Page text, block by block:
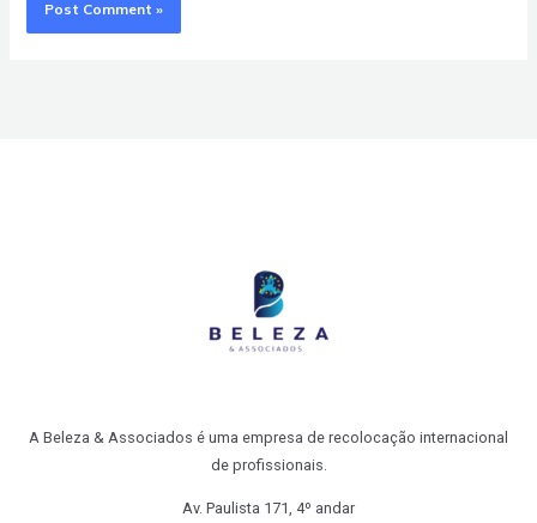
A Beleza & Associados é uma empresa de recolocação internacional
de profissionais.
Av. Paulista 171, 4º andar